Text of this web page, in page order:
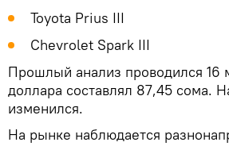
Toyota Prius III
Chevrolet Spark III
Прошлый анализ проводился 16
доллара составлял 87,45 сома.
изменился.
На рынке наблюдается